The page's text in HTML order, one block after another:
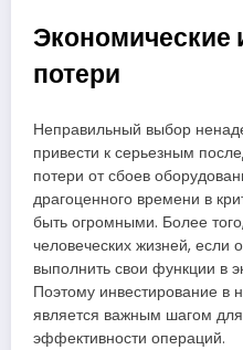
Экономические
потери
Неправильный выбор
привести к серьезным
потери от сбоев
драгоценного времени в
быть огромными. Более
человеческих жизней, если
выполнить свои функции в
Поэтому инвестирование в
является важным шагом
эффективности операций.